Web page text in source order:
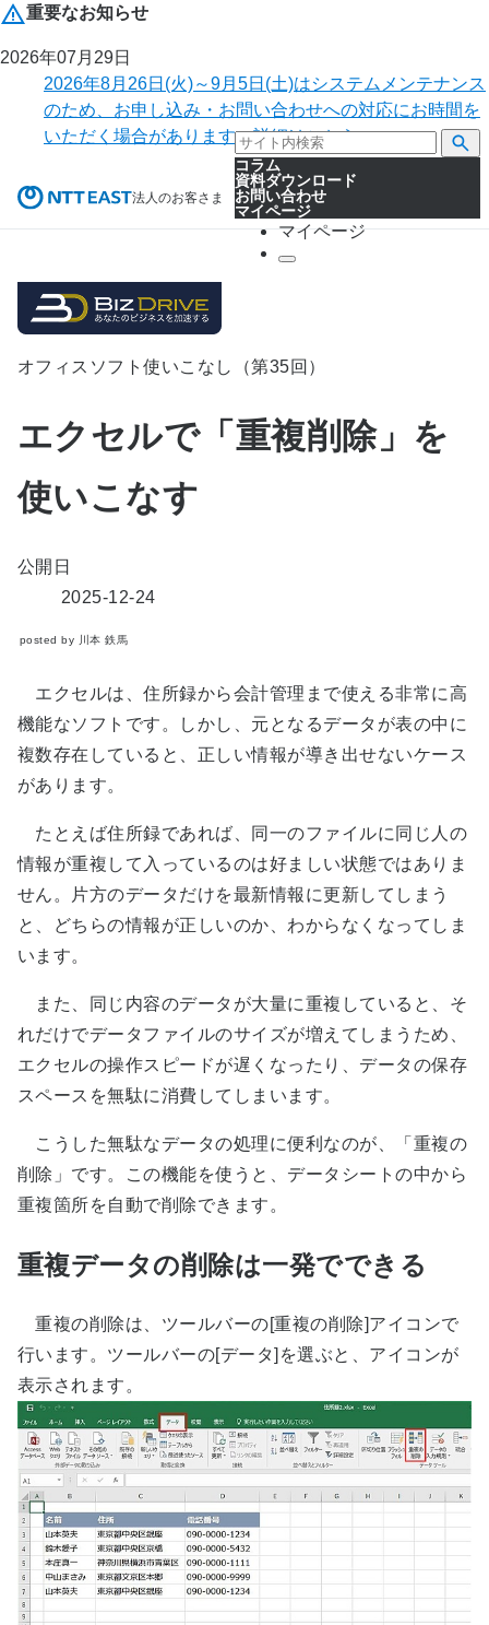
重要なお知らせ
2026年07月29日
2026年8月26日(火)～9月5日(土)はシステムメンテナンス
のため、お申し込み・お問い合わせへの対応にお時間を
いただく場合があります。詳細はこちら。
法人のお客さま
コラム
資料ダウンロード
お問い合わせ
マイページ
マイページ
オフィスソフト使いこなし（第35回）
エクセルで「重複削除」を
使いこなす
公開日
2025-12-24
posted by 川本 鉄馬
エクセルは、住所録から会計管理まで使える非常に高
機能なソフトです。しかし、元となるデータが表の中に
複数存在していると、正しい情報が導き出せないケース
があります。
たとえば住所録であれば、同一のファイルに同じ人の
情報が重複して入っているのは好ましい状態ではありま
せん。片方のデータだけを最新情報に更新してしまう
と、どちらの情報が正しいのか、わからなくなってしま
います。
また、同じ内容のデータが大量に重複していると、そ
れだけでデータファイルのサイズが増えてしまうため、
エクセルの操作スピードが遅くなったり、データの保存
スペースを無駄に消費してしまいます。
こうした無駄なデータの処理に便利なのが、「重複の
削除」です。この機能を使うと、データシートの中から
重複箇所を自動で削除できます。
重複データの削除は一発でできる
重複の削除は、ツールバーの[重複の削除]アイコンで
行います。ツールバーの[データ]を選ぶと、アイコンが
表示されます。